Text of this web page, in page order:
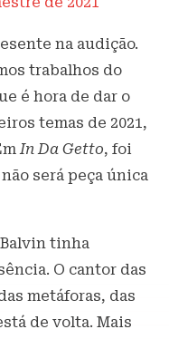
na audição.
trabalhos do
é hora de dar o
temas de 2021,
In Da Getto, foi
não será peça única
tinha
O cantor das
metáforas, das
de volta. Mais